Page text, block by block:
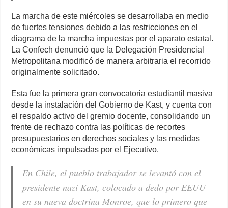
​La marcha de este miércoles se desarrollaba en medio
de fuertes tensiones debido a las restricciones en el
diagrama de la marcha impuestas por el aparato estatal.
La Confech denunció que la Delegación Presidencial
Metropolitana modificó de manera arbitraria el recorrido
originalmente solicitado.
Esta fue la primera gran convocatoria estudiantil masiva
desde la instalación del Gobierno de Kast, y cuenta con
el respaldo activo del gremio docente, consolidando un
frente de rechazo contra las políticas de recortes
presupuestarios en derechos sociales y las medidas
económicas impulsadas por el Ejecutivo.
En Chile, el pueblo trabajador se levantó con el
presidente nazi Kast, colocado a dedo por EEUU
en su nueva doctrina Monroe, que lo primero que